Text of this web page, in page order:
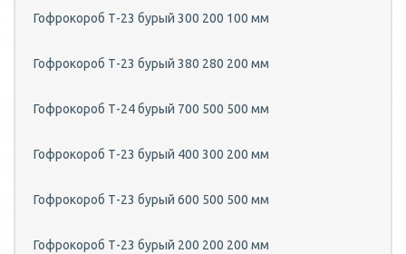
Гофрокороб Т-23 бурый 300 200 100 мм
Гофрокороб Т-23 бурый 380 280 200 мм
Гофрокороб Т-24 бурый 700 500 500 мм
Гофрокороб Т-23 бурый 400 300 200 мм
Гофрокороб Т-23 бурый 600 500 500 мм
Гофрокороб Т-23 бурый 200 200 200 мм